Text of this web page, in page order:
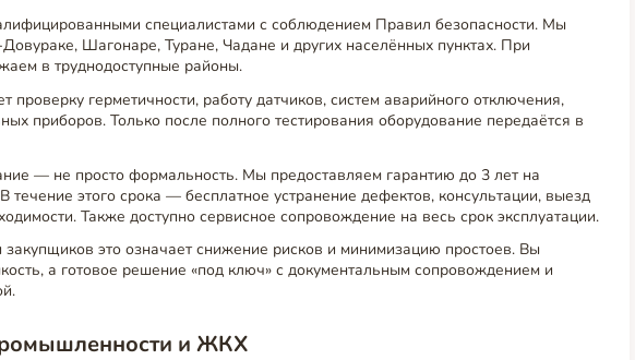
специалистами с соблюдением Правил безопасности. Мы
Шагонаре, Туране, Чадане и других населённых пунктах. При
в труднодоступные районы.
проверку герметичности, работу датчиков, систем аварийного отключения,
приборов. Только после полного тестирования оборудование передаётся в
— не просто формальность. Мы предоставляем гарантию до 3 лет на
течение этого срока — бесплатное устранение дефектов, консультации, выезд
Также доступно сервисное сопровождение на весь срок эксплуатации.
это означает снижение рисков и минимизацию простоев. Вы
а готовое решение «под ключ» с документальным сопровождением и
и ЖКХ